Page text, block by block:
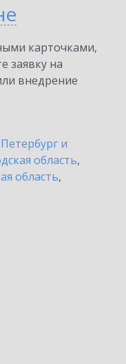
карточками,
заявку на
внедрение
и
область,
область,